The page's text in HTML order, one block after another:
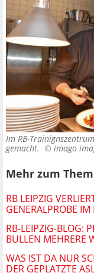
Im RB-
gemacht. © imago
Mehr zum
RB LEIPZIG
GENERALPROBE
RB-LEIPZIG-BLOG:
BULLEN MEHRERE
WAS IST DA NUR
DER GEPLATZTE